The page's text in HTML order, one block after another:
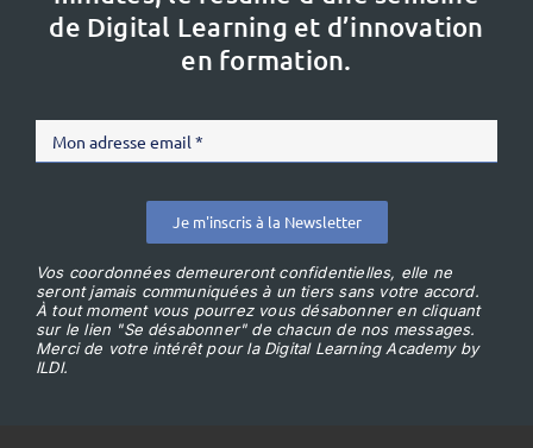
de Digital Learning et d’innovation
en formation.
Je m'inscris à la Newsletter
Vos coordonnées demeureront confidentielles, elle ne
seront jamais communiquées à un tiers sans votre accord.
À tout moment vous pourrez vous désabonner en cliquant
sur le lien "Se désabonner" de chacun de nos messages.
Merci de votre intérêt pour la Digital Learning Academy by
ILDI.